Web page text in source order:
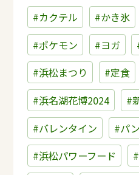
#カクテル
#かき氷
#ポケモン
#ヨガ
#浜松まつり
#定食
#浜名湖花博2024
#
#バレンタイン
#パン
#浜松パワーフード